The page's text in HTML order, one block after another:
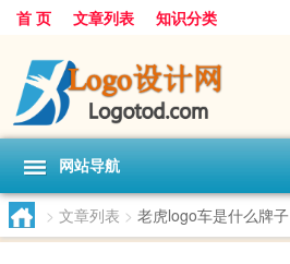
首 页 文章列表 知识分类
网站导航
> 文章列表 > 老虎logo车是什么牌子